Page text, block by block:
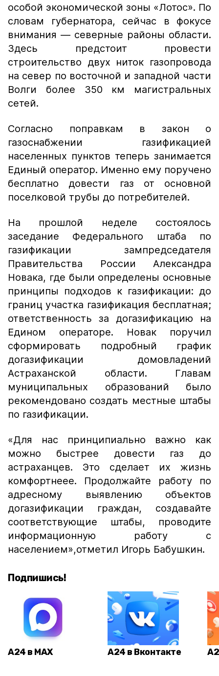
особой экономической зоны «Лотос». По
словам губернатора, сейчас в фокусе
внимания — северные районы области.
Здесь предстоит провести
строительство двух ниток газопровода
на север по восточной и западной части
Волги более 350 км магистральных
сетей.
Согласно поправкам в закон о
газоснабжении газификацией
населенных пунктов теперь занимается
Единый оператор. Именно ему поручено
бесплатно довести газ от основной
поселковой трубы до потребителей.
На прошлой неделе состоялось
заседание Федерального штаба по
газификации зампредседателя
Правительства России Александра
Новака, где были определены основные
принципы подходов к газификации: до
границ участка газификация бесплатная;
ответственность за догазификацию на
Едином операторе. Новак поручил
сформировать подробный график
догазификации домовладений
Астраханской области. Главам
муниципальных образований было
рекомендовано создать местные штабы
по газификации.
«Для нас принципиально важно как
можно быстрее довести газ до
астраханцев. Это сделает их жизнь
комфортнеее. Продолжайте работу по
адресному выявлению объектов
догазификации граждан, создавайте
соответствующие штабы, проводите
информационную работу с
населением»,отметил Игорь Бабушкин.
Подпишись!
А24 в MAX А24 в Вконтакте